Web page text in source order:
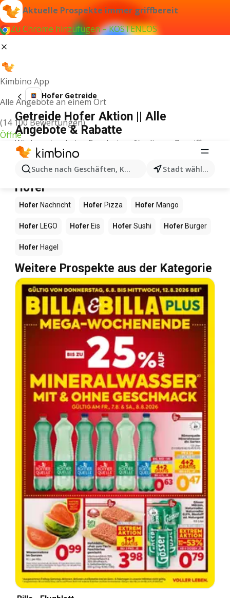
Aktuelle Prospekte immer griffbereit
Zu Chrome hinzufügen – KOSTENLOS
Kimbino App
Alle Angebote an einem Ort
(14 100 Bewertungen)
Öffne
Suche nach Geschäften, Kategorien, Produkten...
Stadt wählen
Hofer Getreide
Getreide Hofer Aktion || Alle
Angebote & Rabatte
Wir konnten keine Ergebnisse für diesen Begriff
finden.
Andere Produkte in Geschäften
Hofer
Hofer Nachricht Hofer Pizza Hofer Mango
Hofer LEGO Hofer Eis Hofer Sushi Hofer Burger
Hofer Hagel
Weitere Prospekte aus der Kategorie